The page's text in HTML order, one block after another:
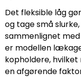
Det fleksible låg
og tage små
sammenlignet
er modellen
kopholdere,
en afgørende